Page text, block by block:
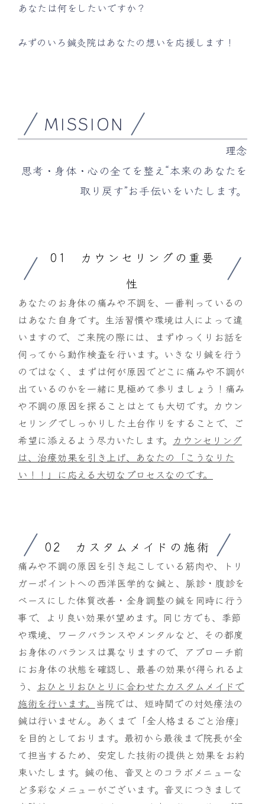
あなたは何をしたいですか？
みずのいろ鍼灸院はあなたの想いを応援します！
MISSION
理念
思考・身体・心の全てを整え“本来のあなたを
取り戻す”お手伝いをいたします。
01 カウンセリングの重要
性
あなたのお身体の痛みや不調を、一番判っているの
はあなた自身です。生活習慣や環境は人によって違
いますので、ご来院の際には、まずゆっくりお話を
伺ってから動作検査を行います。いきなり鍼を行う
のではなく、まずは何が原因でどこに痛みや不調が
出ているのかを一緒に見極めて参りましょう！痛み
や不調の原因を探ることはとても大切です。カウン
セリングでしっかりした土台作りをすることで、ご
希望に添えるよう尽力いたします。 カウンセリング
は、治療効果を引き上げ、あなたの「こうなりた
い！！」に応える大切なプロセスなのです。
02 カスタムメイドの施術
痛みや不調の原因を引き起こしている筋肉や、トリ
ガーポイントへの西洋医学的な鍼と、脈診・腹診を
ベースにした体質改善・全身調整の鍼を同時に行う
事で、より良い効果が望めます。同じ方でも、季節
や環境、ワークバランスやメンタルなど、その都度
お身体のバランスは異なりますので、アプローチ前
にお身体の状態を確認し、最善の効果が得られるよ
う、
おひとりおひとりに合わせたカスタムメイドで
施術を行います。 当院では、短時間での対処療法の
鍼は行いません。あくまで「全人格まるごと治療」
を目的としております。最初から最後まで院長が全
て担当するため、安定した技術の提供と効果をお約
束いたします。鍼の他、音叉とのコラボメニューな
ど多彩なメニューがございます。音叉につきまして